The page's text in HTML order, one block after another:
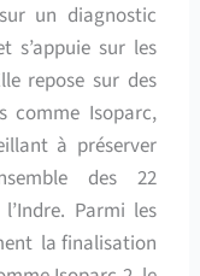
un diagnostic
s’appuie sur les
repose sur des
comme Isoparc,
à préserver
des 22
Parmi les
la finalisation